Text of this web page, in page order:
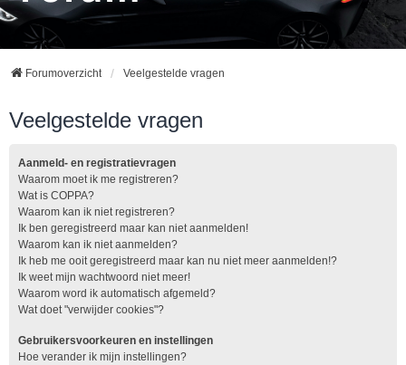
Forumoverzicht Veelgestelde vragen
Veelgestelde vragen
Aanmeld- en registratievragen
Waarom moet ik me registreren?
Wat is COPPA?
Waarom kan ik niet registreren?
Ik ben geregistreerd maar kan niet aanmelden!
Waarom kan ik niet aanmelden?
Ik heb me ooit geregistreerd maar kan nu niet meer aanmelden!?
Ik weet mijn wachtwoord niet meer!
Waarom word ik automatisch afgemeld?
Wat doet "verwijder cookies"?
Gebruikersvoorkeuren en instellingen
Hoe verander ik mijn instellingen?